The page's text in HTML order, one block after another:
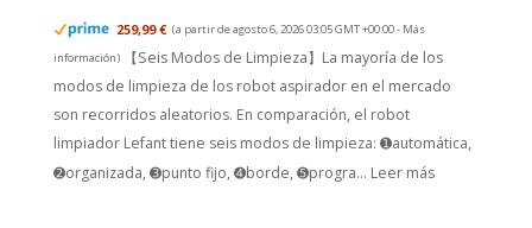
259,99 € (a partir de agosto 6, 2026 03:05 GMT +00:00 - Más
información)
【Seis Modos de Limpieza】La mayoría de los
modos de limpieza de los robot aspirador en el mercado
son recorridos aleatorios. En comparación, el robot
limpiador Lefant tiene seis modos de limpieza: ➊automática,
➋organizada, ➌punto fijo, ➍borde, ➎progra... Leer más